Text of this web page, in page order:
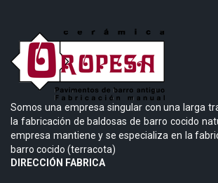
Somos una empresa singular con una larga
la fabricación de baldosas de barro cocido
empresa mantiene y se especializa en la
barro cocido (terracota)
DIRECCIÓN FABRICA